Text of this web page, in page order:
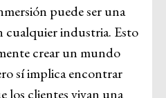
puede ser una
cualquier industria. Esto
crear un mundo
sí implica encontrar
los clientes vivan una